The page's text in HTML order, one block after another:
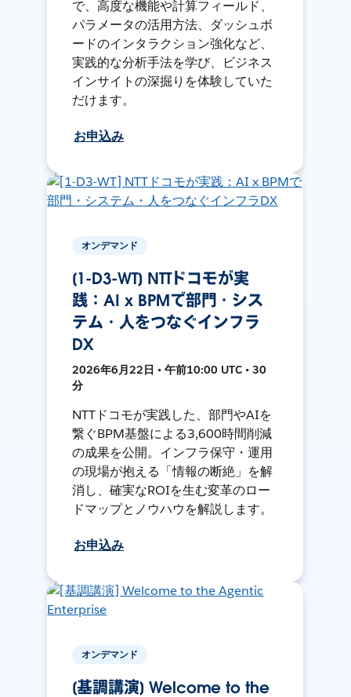
で、高度な機能や計算フィールド、
パラメータの活用方法、ダッシュボ
ードのインタラクション強化など、
実践的な分析手法を学び、ビジネス
インサイトの深掘りを体験していた
だけます。
お申込み
オンデマンド
[1-D3-WT] NTTドコモが実
践：AI x BPMで部門・シス
テム・人をつなぐインフラ
DX
2026年6月22日 • 午前10:00 UTC • 30
分
NTTドコモが実践した、部門やAIを
繋ぐBPM基盤による3,600時間削減
の成果を公開。インフラ保守・運用
の現場が抱える「情報の断絶」を解
消し、確実なROIを生む変革のロー
ドマップとノウハウを解説します。
お申込み
オンデマンド
[基調講演] Welcome to the